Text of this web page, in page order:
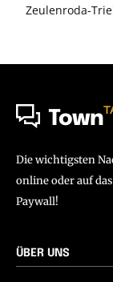
Zeulenroda-
Town
Die wichtigsten
online oder auf
Paywall!
ÜBER UNS